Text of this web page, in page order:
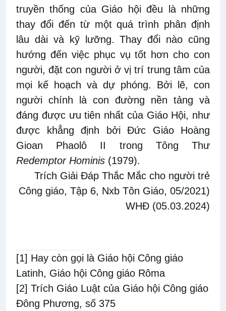
truyền thống của Giáo hội đều là những
thay đổi đến từ một quá trình phân định
lâu dài và kỹ lưỡng. Thay đổi nào cũng
hướng đến việc phục vụ tốt hơn cho con
người, đặt con người ở vị trí trung tâm của
mọi kế hoạch và dự phóng. Bởi lẽ, con
người chính là con đường nền tảng và
đáng được ưu tiên nhất của Giáo Hội, như
được khẳng định bởi Đức Giáo Hoàng
Gioan Phaolô II trong Tông Thư
Redemptor Hominis (1979).
Trích Giải Đáp Thắc Mắc cho người trẻ
Công giáo, Tập 6, Nxb Tôn Giáo, 05/2021)
WHĐ (05.03.2024)
[1] Hay còn gọi là Giáo hội Công giáo
Latinh, Giáo hội Công giáo Rôma
[2] Trích Giáo Luật của Giáo hội Công giáo
Đông Phương, số 375